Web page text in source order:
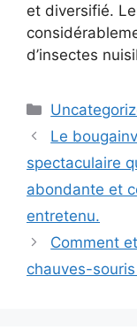
et diversifié.
d’insectes
Categories
Le
spectaculaire
abondante et
entretenu.
Comment
chauves-